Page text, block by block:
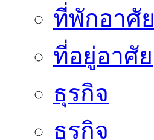
ที่พักอาศัย
ที่อยู่อาศัย
ธุรกิจ
ธูรกิจ